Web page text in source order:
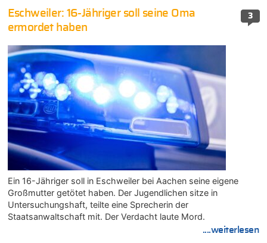
3
Eschweiler: 16-Jähriger soll seine Oma
ermordet haben
Ein 16-Jähriger soll in Eschweiler bei Aachen seine eigene
Großmutter getötet haben. Der Jugendlichen sitze in
Untersuchungshaft, teilte eine Sprecherin der
Staatsanwaltschaft mit. Der Verdacht laute Mord.
....weiterlesen